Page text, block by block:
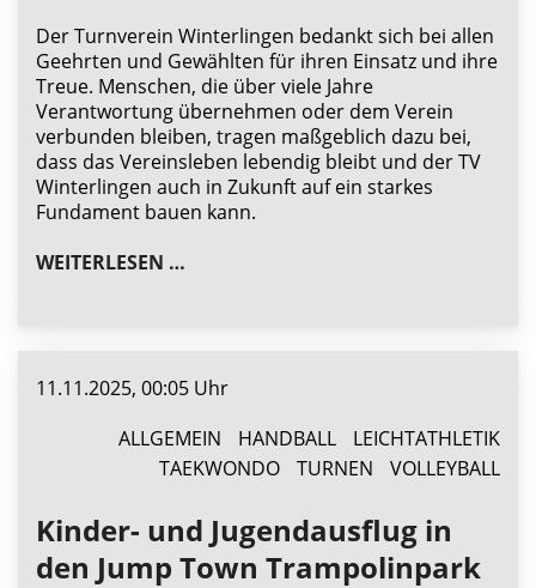
Der Turnverein Winterlingen bedankt sich bei allen
Geehrten und Gewählten für ihren Einsatz und ihre
Treue. Menschen, die über viele Jahre
Verantwortung übernehmen oder dem Verein
verbunden bleiben, tragen maßgeblich dazu bei,
dass das Vereinsleben lebendig bleibt und der TV
Winterlingen auch in Zukunft auf ein starkes
Fundament bauen kann.
WEITERLESEN …
11.11.2025, 00:05 Uhr
ALLGEMEIN
HANDBALL
LEICHTATHLETIK
TAEKWONDO
TURNEN VOLLEYBALL
Kinder- und Jugendausflug in
den Jump Town Trampolinpark